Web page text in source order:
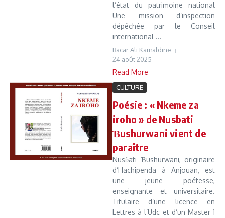
l’état du patrimoine national
Une mission d’inspection
dépêchée par le Conseil
international ...
Bacar Ali Kamaldine
24 août 2025
Read More
CULTURE
Poésie : « Nkeme za
iroho » de Nusbati
Ɓushurwani vient de
paraître
Nusɓati Ɓushurwani, originaire
d’Hachipenda à Anjouan, est
une jeune poétesse,
enseignante et universitaire.
Titulaire d’une licence en
Lettres à l’Udc et d’un Master 1